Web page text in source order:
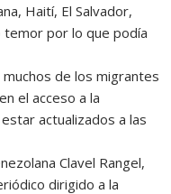
Haití, El Salvador,
temor por lo que podía
de los migrantes
el acceso a la
actualizados a las
Clavel Rangel,
dirigido a la